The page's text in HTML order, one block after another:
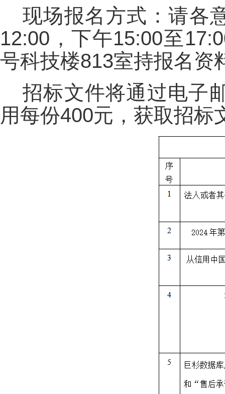
现场报名方式：请各
12:00，下午15:00至
号科技楼813室持报名资
招标文件将通过电子
用每份400元，获取招标